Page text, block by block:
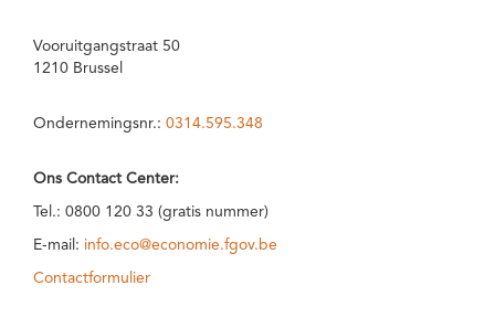
Vooruitgangstraat 50
1210 Brussel
Ondernemingsnr.: 0314.595.348
Ons Contact Center:
Tel.: 0800 120 33 (gratis nummer)
E-mail: info.eco@economie.fgov.be
Contactformulier